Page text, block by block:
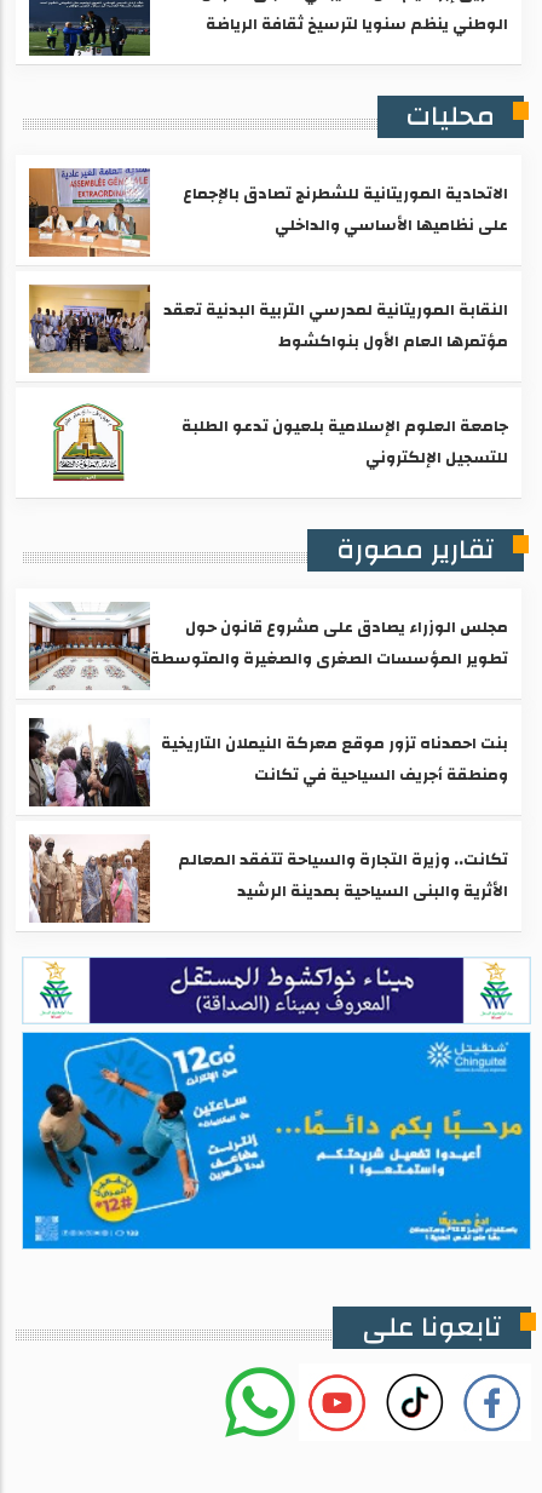
الوطني ينظم سنويا لترسيخ ثقافة الرياضة
محليات
الاتحادية الموريتانية للشطرنج تصادق بالإجماع
على نظاميها الأساسي والداخلي
النقابة الموريتانية لمدرسي التربية البدنية تعقد
مؤتمرها العام الأول بنواكشوط
جامعة العلوم الإسلامية بلعيون تدعو الطلبة
للتسجيل الإلكتروني
تقارير مصورة
مجلس الوزراء يصادق على مشروع قانون حول
تطوير المؤسسات الصغرى والصغيرة والمتوسطة
بنت احمدناه تزور موقع معركة النيملان التاريخية
ومنطقة أجريف السياحية في تكانت
تكانت.. وزيرة التجارة والسياحة تتفقد المعالم
الأثرية والبنى السياحية بمدينة الرشيد
تابعونا على